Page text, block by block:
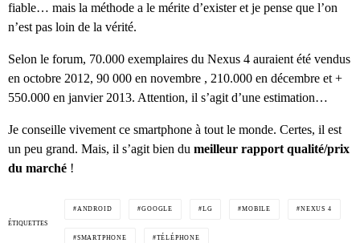
fiable… mais la méthode a le mérite d’exister et je pense que l’on
n’est pas loin de la vérité.
Selon le forum, 70.000 exemplaires du Nexus 4 auraient été vendus
en octobre 2012, 90 000 en novembre , 210.000 en décembre et +
550.000 en janvier 2013. Attention, il s’agit d’une estimation…
Je conseille vivement ce smartphone à tout le monde. Certes, il est
un peu grand. Mais, il s’agit bien du meilleur rapport qualité/prix
du marché !
ÉTIQUETTES
ANDROID GOOGLE LG MOBILE NEXUS 4
SMARTPHONE TÉLÉPHONE